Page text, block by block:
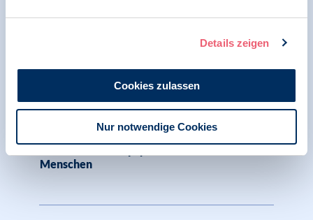
Details zeigen
Cookies zulassen
Nur notwendige Cookies
BDP kritisiert: Geplantes Gesetz zur
Verbesserung der Versorgung in
Krankenhäusern ändert nichts an prekärer
Menschen